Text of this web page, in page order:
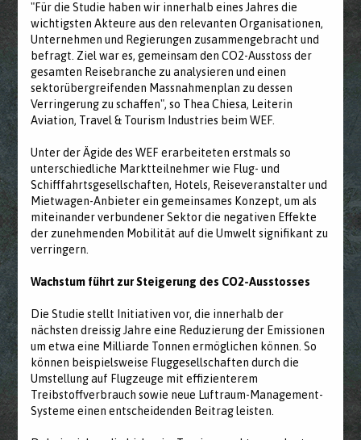
"Für die Studie haben wir innerhalb eines Jahres die
wichtigsten Akteure aus den relevanten Organisationen,
Unternehmen und Regierungen zusammengebracht und
befragt. Ziel war es, gemeinsam den CO2-Ausstoss der
gesamten Reisebranche zu analysieren und einen
sektorübergreifenden Massnahmenplan zu dessen
Verringerung zu schaffen", so Thea Chiesa, Leiterin
Aviation, Travel & Tourism Industries beim WEF.
Unter der Ägide des WEF erarbeiteten erstmals so
unterschiedliche Marktteilnehmer wie Flug- und
Schifffahrtsgesellschaften, Hotels, Reiseveranstalter und
Mietwagen-Anbieter ein gemeinsames Konzept, um als
miteinander verbundener Sektor die negativen Effekte
der zunehmenden Mobilität auf die Umwelt signifikant zu
verringern.
Wachstum führt zur Steigerung des CO2-Ausstosses
Die Studie stellt Initiativen vor, die innerhalb der
nächsten dreissig Jahre eine Reduzierung der Emissionen
um etwa eine Milliarde Tonnen ermöglichen können. So
können beispielsweise Fluggesellschaften durch die
Umstellung auf Flugzeuge mit effizienterem
Treibstoffverbrauch sowie neue Luftraum-Management-
Systeme einen entscheidenden Beitrag leisten.